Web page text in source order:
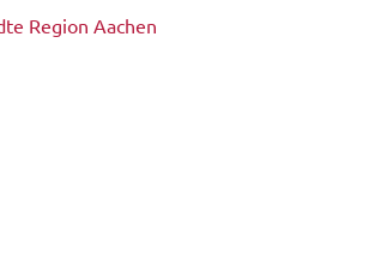
Region Aachen